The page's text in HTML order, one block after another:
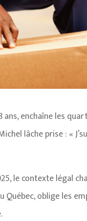
enchaîne les
lâche prise : «
le contexte légal
oblige les